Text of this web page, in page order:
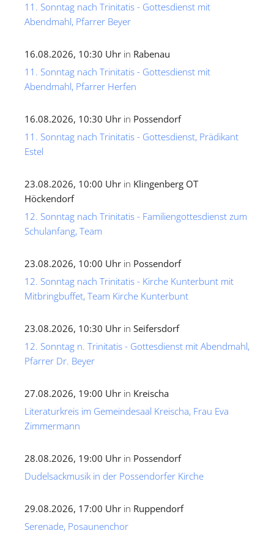
11. Sonntag nach Trinitatis - Gottesdienst mit
Abendmahl, Pfarrer Beyer
16.08.2026, 10:30 Uhr in Rabenau
11. Sonntag nach Trinitatis - Gottesdienst mit
Abendmahl, Pfarrer Herfen
16.08.2026, 10:30 Uhr in Possendorf
11. Sonntag nach Trinitatis - Gottesdienst, Prädikant
Estel
23.08.2026, 10:00 Uhr in Klingenberg OT
Höckendorf
12. Sonntag nach Trinitatis - Familiengottesdienst zum
Schulanfang, Team
23.08.2026, 10:00 Uhr in Possendorf
12. Sonntag nach Trinitatis - Kirche Kunterbunt mit
Mitbringbuffet, Team Kirche Kunterbunt
23.08.2026, 10:30 Uhr in Seifersdorf
12. Sonntag n. Trinitatis - Gottesdienst mit Abendmahl,
Pfarrer Dr. Beyer
27.08.2026, 19:00 Uhr in Kreischa
Literaturkreis im Gemeindesaal Kreischa, Frau Eva
Zimmermann
28.08.2026, 19:00 Uhr in Possendorf
Dudelsackmusik in der Possendorfer Kirche
29.08.2026, 17:00 Uhr in Ruppendorf
Serenade, Posaunenchor